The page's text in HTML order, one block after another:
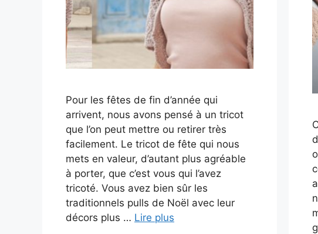
Pour les fêtes de fin d’année qui
arrivent, nous avons pensé à un tricot
que l’on peut mettre ou retirer très
facilement. Le tricot de fête qui nous
mets en valeur, d’autant plus agréable
à porter, que c’est vous qui l’avez
tricoté. Vous avez bien sûr les
traditionnels pulls de Noël avec leur
décors plus … Lire plus